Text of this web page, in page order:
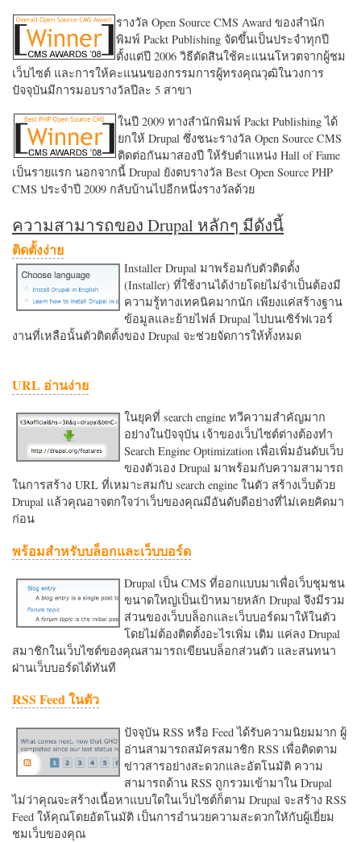
รางวัล Open Source CMS Award ของสำนัก
พิมพ์ Packt Publishing จัดขึ้นเป็นประจำทุกปี
ตั้งแต่ปี 2006 วิธีตัดสินใช้คะแนนโหวตจากผู้ชม
เว็บไซต์ และการให้คะแนนของกรรมการผู้ทรงคุณวุฒิในวงการ
ปัจจุบันมีการมอบรางวัลปีละ 5 สาขา
ในปี 2009 ทางสำนักพิมพ์ Packt Publishing ได้
ยกให้ Drupal ซึ่งชนะรางวัล Open Source CMS
ติดต่อกันมาสองปี ให้รับตำแหน่ง Hall of Fame
เป็นรายแรก นอกจากนี้ Drupal ยังตบรางวัล Best Open Source PHP
CMS ประจำปี 2009 กลับบ้านไปอีกหนึ่งรางวัลด้วย
ความสามารถของ Drupal หลักๆ มีดังนี้
ติดตั้งง่าย
Installer Drupal มาพร้อมกับตัวติดตั้ง
(Installer) ที่ใช้งานได้ง่ายโดยไม่จำเป็นต้องมี
ความรู้ทางเทคนิคมากนัก เพียงแค่สร้างฐาน
ข้อมูลและย้ายไฟล์ Drupal ไปบนเซิร์ฟเวอร์
งานที่เหลือนั้นตัวติดตั้งของ Drupal จะช่วยจัดการให้ทั้งหมด
URL อ่านง่าย
ในยุคที่ search engine ทวีความสำคัญมาก
อย่างในปัจจุบัน เจ้าของเว็บไซต์ต่างต้องทำ
Search Engine Optimization เพื่อเพิ่มอันดับเว็บ
ของตัวเอง Drupal มาพร้อมกับความสามารถ
ในการสร้าง URL ที่เหมาะสมกับ search engine ในตัว สร้างเว็บด้วย
Drupal แล้วคุณอาจตกใจว่าเว็บของคุณมีอันดับดีอย่างที่ไม่เคยคิดมา
ก่อน
พร้อมสำหรับบล็อกและเว็บบอร์ด
Drupal เป็น CMS ที่ออกแบบมาเพื่อเว็บชุมชน
ขนาดใหญ่เป็นเป้าหมายหลัก Drupal จึงมีรวม
ส่วนของเว็บบล็อกและเว็บบอร์ดมาให้ในตัว
โดยไม่ต้องติดตั้งอะไรเพิ่ม เติม แค่ลง Drupal
สมาชิกในเว็บไซต์ของคุณสามารถเขียนบล็อกส่วนตัว และสนทนา
ผ่านเว็บบอร์ดได้ทันที
RSS Feed ในตัว
ปัจจุบัน RSS หรือ Feed ได้รับความนิยมมาก ผู้
อ่านสามารถสมัครสมาชิก RSS เพื่อติดตาม
ข่าวสารอย่างสะดวกและอัตโนมัติ ความ
สามารถด้าน RSS ถูกรวมเข้ามาใน Drupal
ไม่ว่าคุณจะสร้างเนื้อหาแบบใดในเว็บไซต์ก็ตาม Drupal จะสร้าง RSS
Feed ให้คุณโดยอัตโนมัติ เป็นการอำนวยความสะดวกใหักับผู้เยี่ยม
ชมเว็บของคุณ